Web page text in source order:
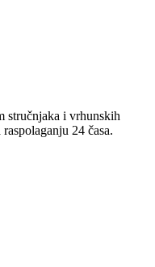
stručnjaka i vrhunskih
24 časa.